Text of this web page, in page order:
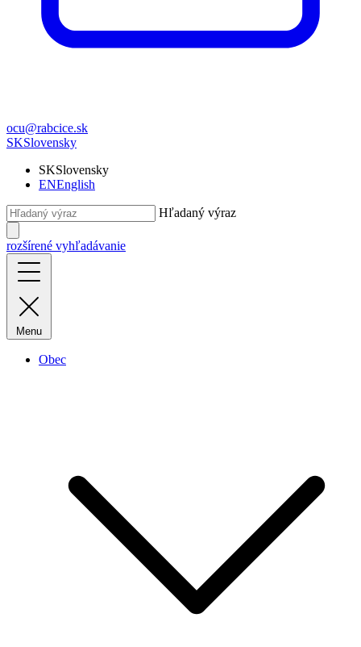
ocu@rabcice.sk
SKSlovensky
SKSlovensky
ENEnglish
Hľadaný výraz
rozšírené vyhľadávanie
Menu
Obec